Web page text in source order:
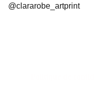
@clararobe_artprint